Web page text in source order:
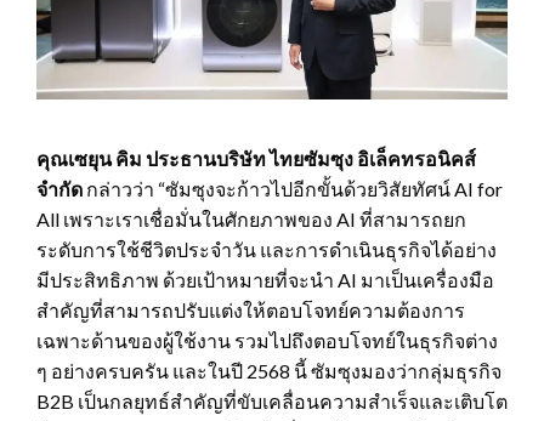
คุณเซยุน คิม ประธานบริษัท ไทยซัมซุง อิเล็คทรอนิคส์
จำกัด กล่าวว่า “ซัมซุงจะก้าวไปอีกขั้นด้วยวิสัยทัศน์ AI for
All เพราะเราเชื่อมั่นในศักยภาพของ AI ที่สามารถยก
ระดับการใช้ชีวิตประจำวัน และการดำเนินธุรกิจได้อย่าง
มีประสิทธิภาพ ด้วยเป้าหมายที่จะนำ AI มาเป็นเครื่องมือ
สำคัญที่สามารถปรับแต่งให้ตอบโจทย์ความต้องการ
เฉพาะด้านของผู้ใช้งาน รวมไปถึงตอบโจทย์ในธุรกิจต่าง
ๆ อย่างครบครัน และในปี 2568 นี้ ซัมซุงมองว่ากลุ่มธุรกิจ
B2B เป็นกลยุทธ์สำคัญที่ขับเคลื่อนความสำเร็จและเติบโต